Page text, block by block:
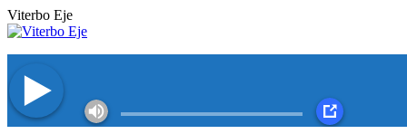
Saltar
al
Viterbo Eje